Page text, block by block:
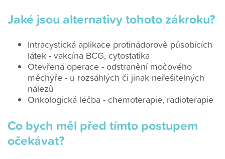
Jaké jsou alternativy tohoto zákroku?
Intracystická aplikace protinádorově působících
látek - vakcína BCG, cytostatika
Otevřená operace - odstranění močového
měchýře - u rozsáhlých či jinak neřešitelných
nálezů
Onkologická léčba - chemoterapie, radioterapie
Co bych měl před tímto postupem
očekávat?